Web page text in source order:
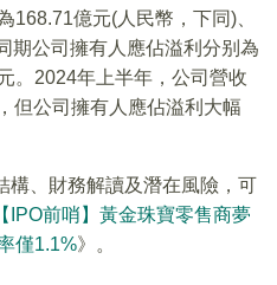
168.71億元(人民幣，下同)、
期公司擁有人應佔溢利分别為
。2024年上半年，公司營收
但公司擁有人應佔溢利大幅
構、財務解讀及潛在風險，可
【IPO前哨】黃金珠寶零售商夢
僅1.1%》。